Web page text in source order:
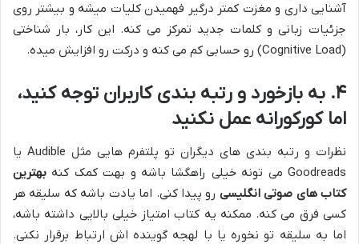
آشنایی داری و مغزت کمتر درگیر فهمیدن کلیات میشه و بیشتر روی
جزئیات زبانی و کلمات جدید تمرکز می کنه. این کار، بار شناختی
(Cognitive Load) رو حسابی کم می کنه و درکت رو افزایش میده.
۴. به بازخورد و رتبه بندی کاربران توجه کنید،
اما کورکورانه عمل نکنید
نظرات و رتبه بندی های دیگران تو پلتفرم هایی مثل Audible یا
Goodreads می تونه خیلی راهگشا باشه و بهت کمک کنه
بهترین
کتاب های صوتی انگلیسی رو پیدا کنی. اما یادت باشه که سلیقه هر
کسی فرق می کنه. ممکنه یه کتاب امتیاز خیلی بالایی داشته باشه،
اما به سلیقه تو نخوره یا با لهجه گوینده اش ارتباط برقرار نکنی.